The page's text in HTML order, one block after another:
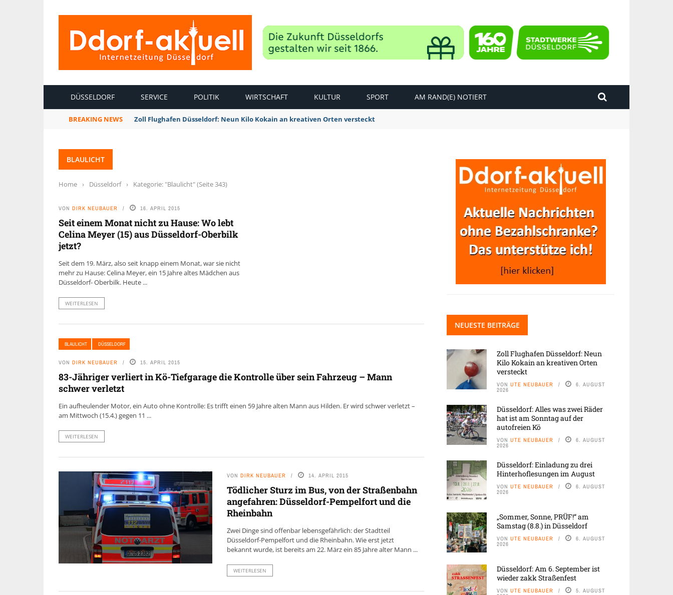
DÜSSELDORF SERVICE POLITIK WIRTSCHAFT KULTUR SPORT AM RAND(E) NOTIERT
BREAKING NEWS Zoll Flughafen Düsseldorf: Neun Kilo Kokain an kreativen Orten versteckt
BLAULICHT
Home › Düsseldorf › Kategorie: "Blaulicht"(Seite 343)
VON DIRK NEUBAUER 16. APRIL 2015
Seit einem Monat nicht zu Hause: Wo lebt
Celina Meyer (15) aus Düsseldorf-Oberbilk
jetzt?
Seit dem 19. März, also seit knapp einem Monat, war sie nicht
mehr zu Hause: Celina Meyer, ein 15 Jahre altes Mädchen aus
Düsseldorf- Oberbilk. Heute ...
WEITERLESEN
BLAULICHT DÜSSELDORF
VON DIRK NEUBAUER 15. APRIL 2015
83-Jähriger verliert in Kö-Tiefgarage die Kontrolle über sein Fahrzeug – Mann
schwer verletzt
Ein aufheulender Motor, ein Auto ohne Kontrolle: Es trifft einen 59 Jahre alten Mann aus Hilden. Er wird schwer verletzt –
am Mittwoch (15.4.) gegen 11 ...
WEITERLESEN
VON DIRK NEUBAUER 14. APRIL 2015
Tödlicher Sturz im Bus, von der Straßenbahn
angefahren: Düsseldorf-Pempelfort und die
Rheinbahn
Zwei Dinge sind offenbar lebensgefährlich: der Stadtteil
Düsseldorf-Pempelfort und die Rheinbahn. Wie erst jetzt
bekannt wurde, ist bereits am 22. März ein 85 Jahre alter Mann ...
WEITERLESEN
NEUESTE BEITRÄGE
Zoll Flughafen Düsseldorf: Neun
Kilo Kokain an kreativen Orten
versteckt
VON UTE NEUBAUER 6. AUGUST
2026
Düsseldorf: Alles was zwei Räder
hat ist am Sonntag auf der
autofreien Kö
VON UTE NEUBAUER 6. AUGUST
2026
Düsseldorf: Einladung zu drei
Hinterhoflesungen im August
VON UTE NEUBAUER 6. AUGUST
2026
„Sommer, Sonne, PRÜF!“ am
Samstag (8.8.) in Düsseldorf
VON UTE NEUBAUER 6. AUGUST
2026
Düsseldorf: Am 6. September ist
wieder zakk Straßenfest
VON UTE NEUBAUER 5. AUGUST